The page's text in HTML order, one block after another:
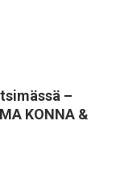
–
KONNA &